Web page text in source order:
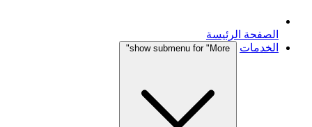
الصفحة الرئيسة
الخدمات
show submenu for "More"